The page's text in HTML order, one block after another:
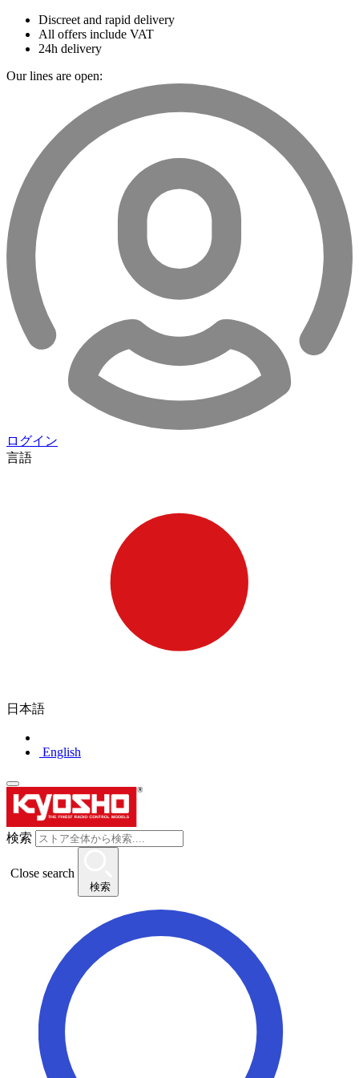
Discreet and rapid delivery
All offers include VAT
24h delivery
Our lines are open:
ログイン
言語
日本語
English
検索
Close search
検索